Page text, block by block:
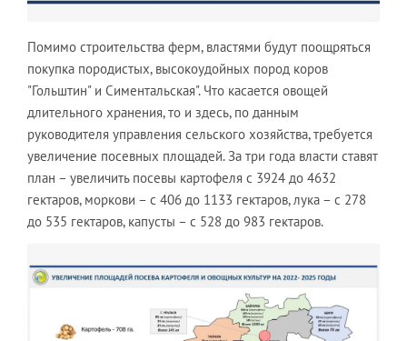
Помимо строительства ферм, властями будут поощряться
покупка породистых, высокоудойных пород коров
"Гольштин" и Симентальская". Что касается овощей
длительного хранения, то и здесь, по данным
руководителя управления сельского хозяйства, требуется
увеличение посевных площадей. За три года власти ставят
план – увеличить посевы картофеля с 3924 до 4632
гектаров, моркови – с 406 до 1133 гектаров, лука – с 278
до 535 гектаров, капусты – с 528 до 983 гектаров.